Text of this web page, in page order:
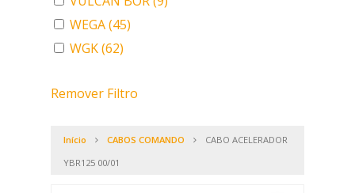
WEGA(45)
WGK(62)
Remover Filtro
Início CABOS COMANDO
CABO ACELERADOR
YBR125 00/01